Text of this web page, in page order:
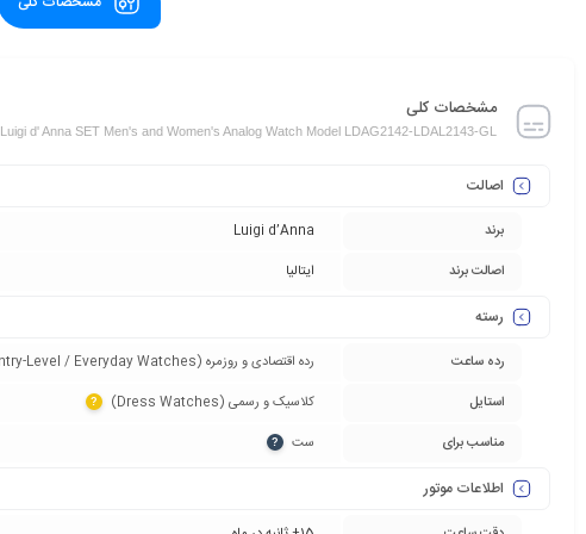
مشخصات کلی
Luigi d' Anna SET Men's and Women's Analog Watch Model LDAG2142-LDAL2143-GL
اصالت
برند
Luigi d’Anna
اصالت برند
ایتالیا
رسته
رده ساعت رده اقتصادی و روزمره (Entry-Level / Everyday Watches)‏
استایل کلاسیک و رسمی (Dress Watches)‏ ?
مناسب برای ست‏ ?
اطلاعات موتور